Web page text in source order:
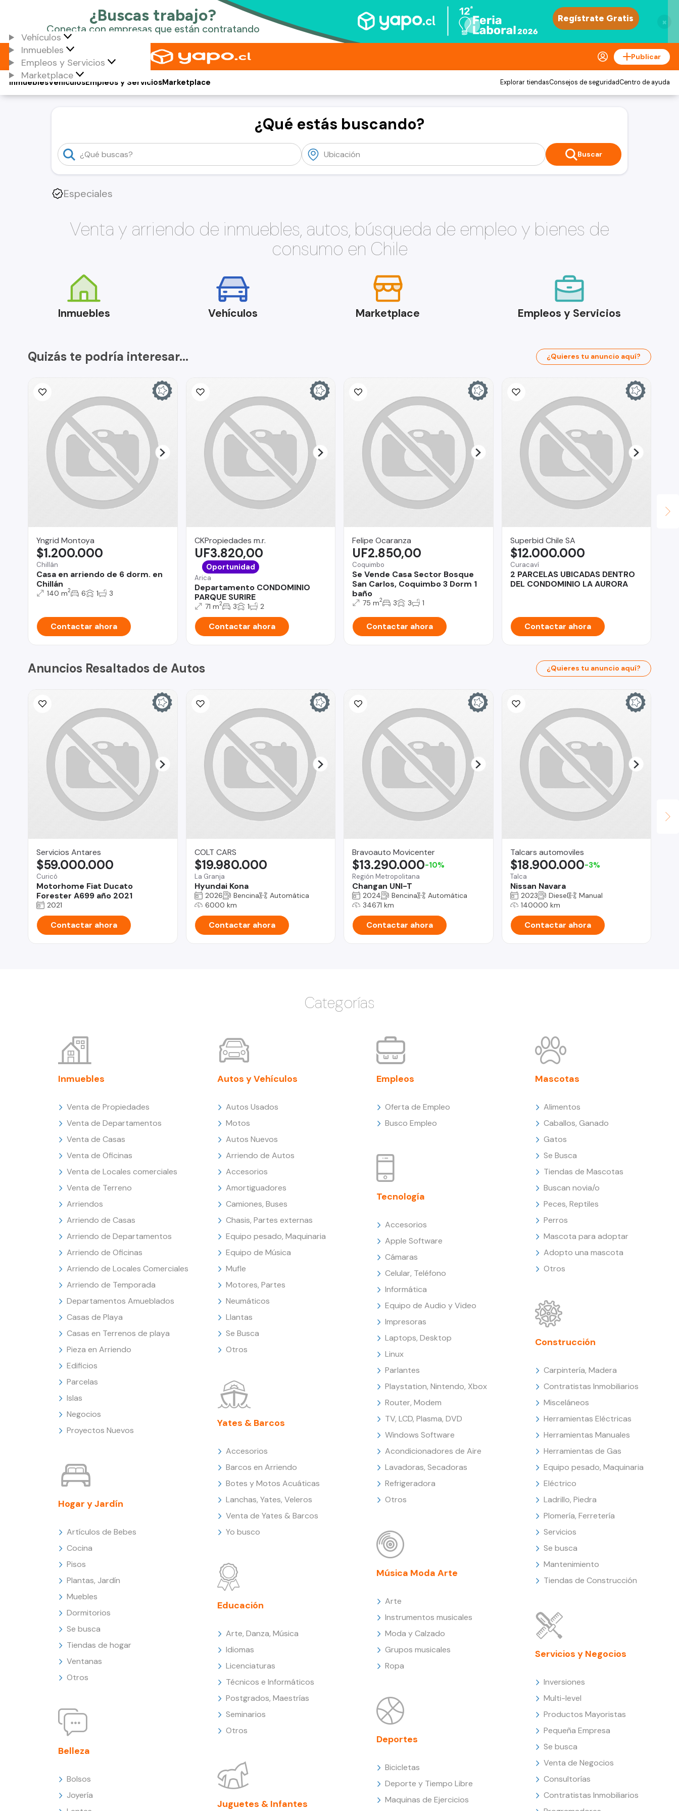
×
Vehículos
Inmuebles
Empleos y Servicios
Marketplace
Publicar
Vehículos
Inmuebles Empleos y ServiciosMarketplace Explorar tiendasConsejos de seguridadCentro de ayuda
¿Qué estás buscando?
Buscar
Especiales
Venta y arriendo de inmuebles, autos, búsqueda de empleo y bienes de
consumo en Chile
Inmuebles Vehículos Marketplace Empleos y Servicios
Quizás te podría interesar... ¿Quieres tu anuncio aquí?
Yngrid Montoya
Chillán
Casa en arriendo de 6 dorm. en
Chillán
$1.200.000
140 m2 6 1 3
Contactar ahora
CKPropiedades m.r.
Arica
Departamento CONDOMINIO
PARQUE SURIRE
UF3.820,00
Oportunidad
71 m2 3 1 2
Contactar ahora
Felipe Ocaranza
Coquimbo
Se Vende Casa Sector Bosque
San Carlos, Coquimbo 3 Dorm 1
baño
UF2.850,00
75 m2 3 3 1
Contactar ahora
Superbid Chile SA
Curacaví
2 PARCELAS UBICADAS DENTRO
DEL CONDOMINIO LA AURORA
$12.000.000
Contactar ahora
Anuncios Resaltados de Autos ¿Quieres tu anuncio aquí?
Servicios Antares
Curicó
Motorhome Fiat Ducato
Forester A699 año 2021
$59.000.000
2021
Contactar ahora
COLT CARS
La Granja
Hyundai Kona
$19.980.000
2026 Bencina
Automática
6000 km
Contactar ahora
Bravoauto Movicenter
Región Metropolitana
Changan UNI-T
$13.290.000-10%
2024 Bencina
Automática
34671 km
Contactar ahora
Talcars automoviles
Talca
Nissan Navara
$18.900.000-3%
2023 Diesel
Manual
140000 km
Contactar ahora
Categorías
Inmuebles
Venta de Propiedades
Venta de Departamentos
Venta de Casas
Venta de Oficinas
Venta de Locales comerciales
Venta de Terreno
Arriendos
Arriendo de Casas
Arriendo de Departamentos
Arriendo de Oficinas
Arriendo de Locales Comerciales
Arriendo de Temporada
Departamentos Amueblados
Casas de Playa
Casas en Terrenos de playa
Pieza en Arriendo
Edificios
Parcelas
Islas
Negocios
Proyectos Nuevos
Hogar y Jardín
Artículos de Bebes
Cocina
Pisos
Plantas, Jardín
Muebles
Dormitorios
Se busca
Tiendas de hogar
Ventanas
Otros
Belleza
Bolsos
Joyería
Autos y Vehículos
Autos Usados
Motos
Autos Nuevos
Arriendo de Autos
Accesorios
Amortiguadores
Camiones, Buses
Chasis, Partes externas
Equipo pesado, Maquinaria
Equipo de Música
Mufle
Motores, Partes
Neumáticos
Llantas
Se Busca
Otros
Yates & Barcos
Accesorios
Barcos en Arriendo
Botes y Motos Acuáticas
Lanchas, Yates, Veleros
Venta de Yates & Barcos
Yo busco
Educación
Arte, Danza, Música
Idiomas
Licenciaturas
Técnicos e Informáticos
Postgrados, Maestrías
Seminarios
Otros
Juguetes & Infantes
Empleos
Oferta de Empleo
Busco Empleo
Tecnología
Accesorios
Apple Software
Cámaras
Celular, Teléfono
Informática
Equipo de Audio y Video
Impresoras
Laptops, Desktop
Linux
Parlantes
Playstation, Nintendo, Xbox
Router, Modem
TV, LCD, Plasma, DVD
Windows Software
Acondicionadores de Aire
Lavadoras, Secadoras
Refrigeradora
Otros
Música Moda Arte
Arte
Instrumentos musicales
Moda y Calzado
Grupos musicales
Ropa
Deportes
Bicicletas
Deporte y Tiempo Libre
Maquinas de Ejercicios
Mascotas
Alimentos
Caballos, Ganado
Gatos
Se Busca
Tiendas de Mascotas
Buscan novia/o
Peces, Reptiles
Perros
Mascota para adoptar
Adopto una mascota
Otros
Construcción
Carpintería, Madera
Contratistas Inmobiliarios
Misceláneos
Herramientas Eléctricas
Herramientas Manuales
Herramientas de Gas
Equipo pesado, Maquinaria
Eléctrico
Ladrillo, Piedra
Plomería, Ferretería
Servicios
Se busca
Mantenimiento
Tiendas de Construcción
Servicios y Negocios
Inversiones
Multi-level
Productos Mayoristas
Pequeña Empresa
Se busca
Venta de Negocios
Consultorías
Contratistas Inmobiliarios